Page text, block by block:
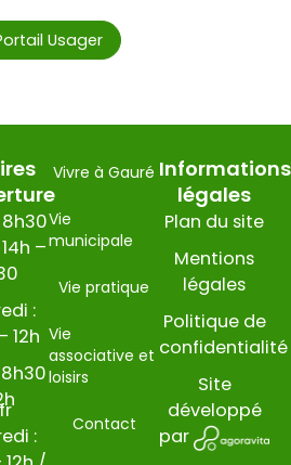
Usager
–
:
12h
:
Vivre à Gauré
Vie
municipale
Vie pratique
Vie
associative et
loisirs
Contact
Informations
légales
Plan du site
Mentions
légales
Politique de
confidentialité
Site
développé
par